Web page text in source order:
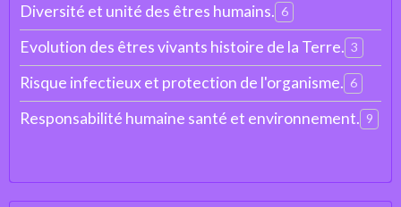
Diversité et unité des êtres humains. 6
Evolution des êtres vivants histoire de la Terre. 3
Risque infectieux et protection de l'organisme. 6
Responsabilité humaine santé et environnement. 9